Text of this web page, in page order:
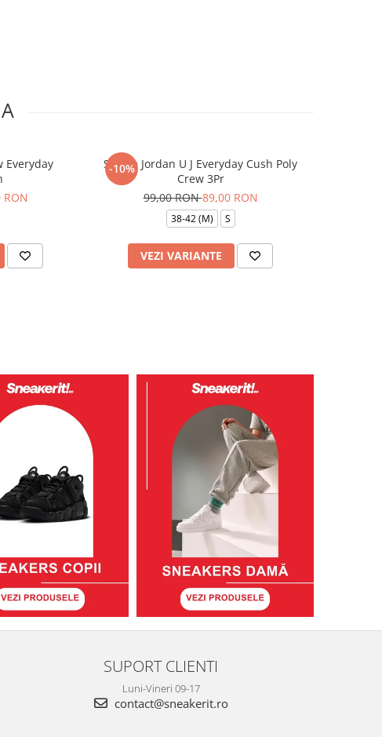
Everyday
RON
-10%
Sosete Jordan U J Everyday Cush Poly
Crew 3Pr
99,00 RON89,00 RON
38-42 (M) S
VEZI VARIANTE
SUPORT CLIENTI
Luni-Vineri 09-17
contact@sneakerit.ro